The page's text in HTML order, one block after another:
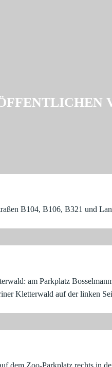
B104, B106, B321 und
am Parkplatz
Kletterwald auf der linken